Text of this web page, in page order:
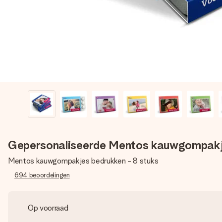
Gepersonaliseerde Mentos
Mentos kauwgompakjes bedrukken - 8 stuks
694 beoordelingen
Op voorraad